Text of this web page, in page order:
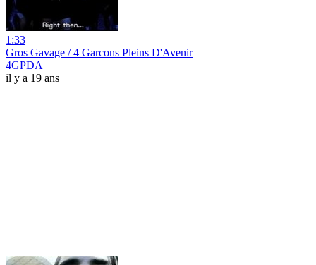
1:33
Gros Gavage / 4 Garcons Pleins D'Avenir
4GPDA
il y a 19 ans